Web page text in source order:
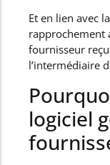
Et en lien avec
rapprochement
fournisseur
l’intermédiaire
logiciel